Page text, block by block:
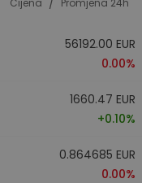
Cijena / Promjena 24h
56192.00 EUR
0.00%
1660.47 EUR
+0.10%
0.864685 EUR
0.00%